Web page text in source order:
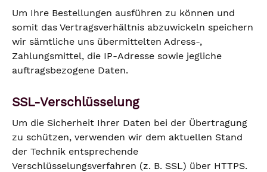
Um Ihre Bestellungen ausführen zu können und
somit das Vertragsverhältnis abzuwickeln speichern
wir sämtliche uns übermittelten Adress-,
Zahlungsmittel, die IP-Adresse sowie jegliche
auftragsbezogene Daten.
SSL-Verschlüsselung
Um die Sicherheit Ihrer Daten bei der Übertragung
zu schützen, verwenden wir dem aktuellen Stand
der Technik entsprechende
Verschlüsselungsverfahren (z. B. SSL) über HTTPS.